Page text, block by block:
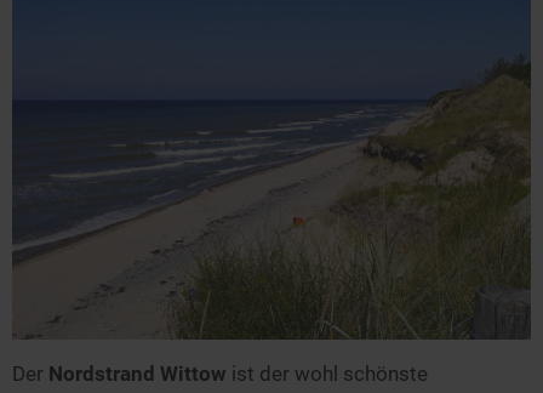
Der Nordstrand Wittow ist der wohl schönste